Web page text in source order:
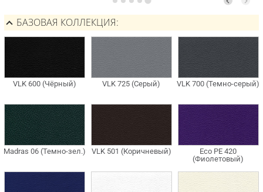
БАЗОВАЯ КОЛЛЕКЦИЯ